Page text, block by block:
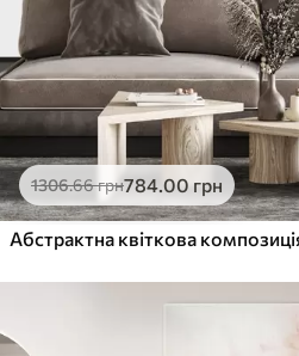
Стійкість до вицвітання
✓Безпечне чорнило без запаху
✓Поверхня з текстурою полотна
✗ Екологічний матеріал
Еко-Преміум
Від 910 .00 грн
✓Яскраві, насичені кольори
1306.66грн784.00 грн